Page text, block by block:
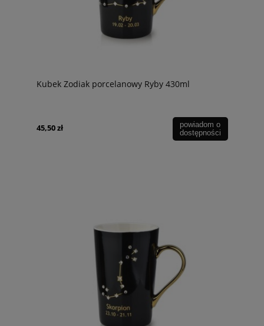
Kubek Zodiak porcelanowy Ryby 430ml
45,50 zł
powiadom o
dostępności